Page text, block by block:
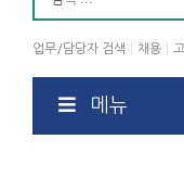
업무/담당자 검색 채용
메뉴